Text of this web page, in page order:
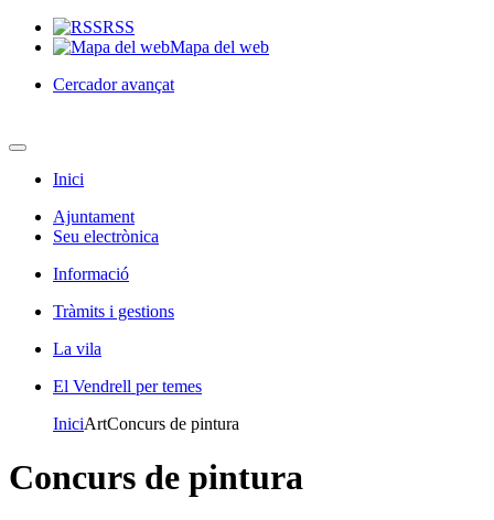
RSS
Mapa del web
Cercador avançat
Inici
Ajuntament
Seu electrònica
Informació
Tràmits i gestions
La vila
El Vendrell per temes
IniciArtConcurs de pintura
Concurs de pintura